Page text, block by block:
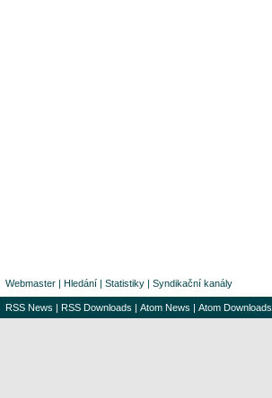
Webmaster | Hledání | Statistiky | Syndikační kanály
RSS News | RSS Downloads | Atom News | Atom Downloads